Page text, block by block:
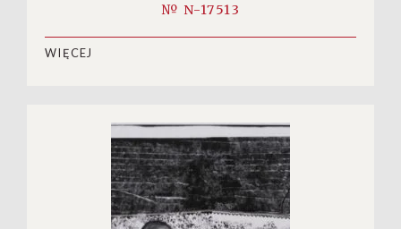
№ N-17513
WIĘCEJ